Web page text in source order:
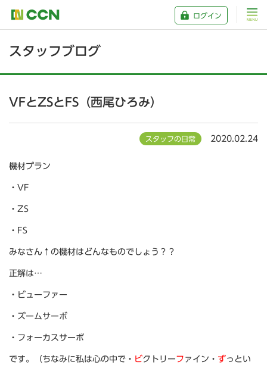
ログイン
スタッフブログ
VFとZSとFS（西尾ひろみ）
スタッフの日常 2020.02.24
機材プラン
・VF
・ZS
・FS
みなさん↑の機材はどんなものでしょう？？
正解は…
・ビューファー
・ズームサーボ
・フォーカスサーボ
です。（ちなみに私は心の中で・ ビクトリーフ ァイン・ ずっとい